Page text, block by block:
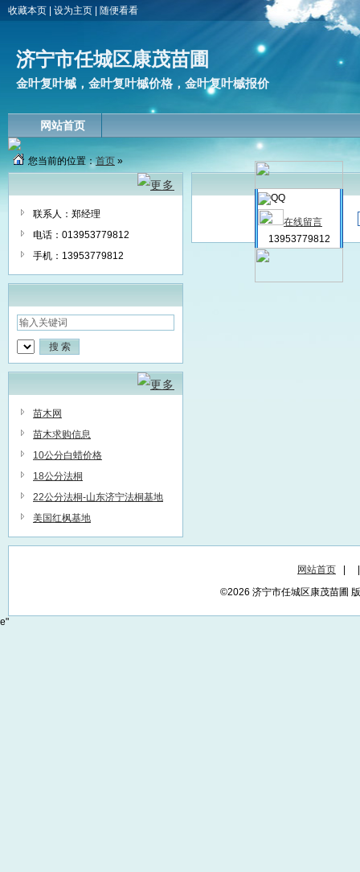
收藏本页 设为主页 随便看看
济宁市任城区康茂苗圃
金叶复叶槭，金叶复叶槭价格，金叶复叶槭报价
网站首页
您当前的位置：首页 »
联系人：郑经理
电话：013953779812
手机：13953779812
苗木网
苗木求购信息
10公分白蜡价格
18公分法桐
22公分法桐-山东济宁法桐基地
美国红枫基地
在线留言
13953779812
网站首页
©2026 济宁市任城区康茂苗圃
e"